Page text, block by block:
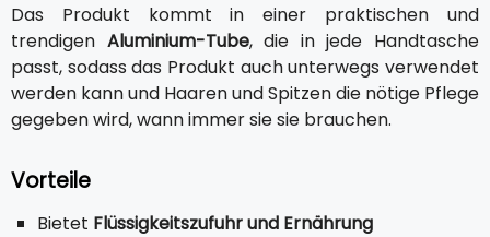
Das Produkt kommt in einer praktischen und
trendigen Aluminium-Tube, die in jede Handtasche
passt, sodass das Produkt auch unterwegs verwendet
werden kann und Haaren und Spitzen die nötige Pflege
gegeben wird, wann immer sie sie brauchen.
Vorteile
Bietet Flüssigkeitszufuhr und Ernährung